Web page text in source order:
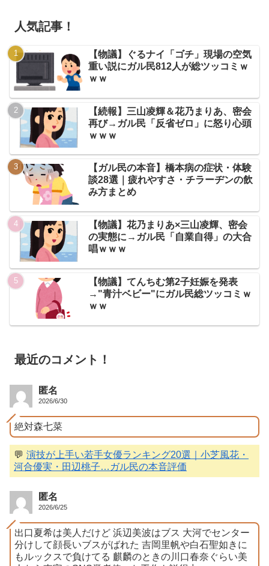
人気記事！
【物議】ぐるナイ「ゴチ」現場の空気
重い説にガル民812人が総ツッコミｗ
ｗｗ
【続報】三山凌輝＆花乃まりあ、密会
再び→ガル民「反省ゼロ」に怒り心頭
ｗｗｗ
【ガル民の本音】橋本病の症状・体験
談28選｜疲れやすさ・チラーヂンの飲
み方まとめ
【物議】花乃まりあ×三山凌輝、密会
の実態に→ガル民「自業自得」の大合
唱ｗｗｗ
【物議】てんちむ第2子妊娠を発表
→"青汁ベビー"にガル民総ツッコミｗ
ｗｗ
最近のコメント！
匿名
2026/6/30
絶対森七菜
💬 演技が上手い若手女優ランキング20選｜小芝風花・
河合優実・田辺桃子…ガル民の本音評価
匿名
2026/6/25
出口夏希は美人だけど 浜辺美波はブス 大河でセンター
分けして顔長いブスがばれた 吉岡里帆や白石聖如きに
もルックスで負けてる 麒麟のときの川口春奈ぐらい美